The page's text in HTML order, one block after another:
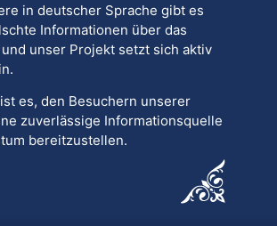
in deutscher Sprache gibt es
Informationen über das
unser Projekt setzt sich aktiv
es, den Besuchern unserer
zuverlässige Informationsquelle
bereitzustellen.